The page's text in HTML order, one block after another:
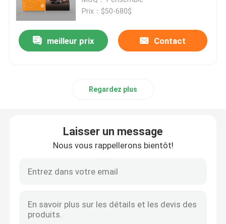
Trade Show Hanging Banner
Personnalisé épousant des contextes
l'exposition 6X6
Prix：$50-680$
meilleur prix Contact
Regardez plus
Laisser un message
Nous vous rappellerons bientôt!